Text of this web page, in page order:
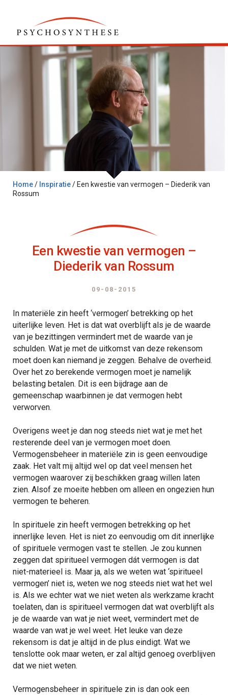
Home/ Inspiratie/ Een kwestie van vermogen – Diederik van
Rossum
Een kwestie van vermogen –
Diederik van Rossum
09-08-2015
In materiële zin heeft ‘vermogen’ betrekking op het
uiterlijke leven. Het is dat wat overblijft als je de waarde
van je bezittingen vermindert met de waarde van je
schulden. Wat je met de uitkomst van deze rekensom
moet doen kan niemand je zeggen. Behalve de overheid.
Over het zo berekende vermogen moet je namelijk
belasting betalen. Dit is een bijdrage aan de
gemeenschap waarbinnen je dat vermogen hebt
verworven.
Overigens weet je dan nog steeds niet wat je met het
resterende deel van je vermogen moet doen.
Vermogensbeheer in materiële zin is geen eenvoudige
zaak. Het valt mij altijd wel op dat veel mensen het
vermogen waarover zij beschikken graag willen laten
zien. Alsof ze moeite hebben om alleen en ongezien hun
vermogen te beheren.
In spirituele zin heeft vermogen betrekking op het
innerlijke leven. Het is niet zo eenvoudig om dit innerlijke
of spirituele vermogen vast te stellen. Je zou kunnen
zeggen dat spiritueel vermogen dát vermogen is dat
niet-materieel is. Maar ja, als we weten wat ‘spiritueel
vermogen’ niet is, weten we nog steeds niet wat het wel
is. Als we echter wat we niet weten als werkzame kracht
toelaten, dan is spiritueel vermogen dat wat overblijft als
je de waarde van wat je niet weet, vermindert met de
waarde van wat je wel weet. Het leuke van deze
rekensom is dat je altijd in de plus eindigt. Wat we
tenslotte ook maar weten, er zal altijd genoeg overblijven
dat we niet weten.
Vermogensbeheer in spirituele zin is dan ook een